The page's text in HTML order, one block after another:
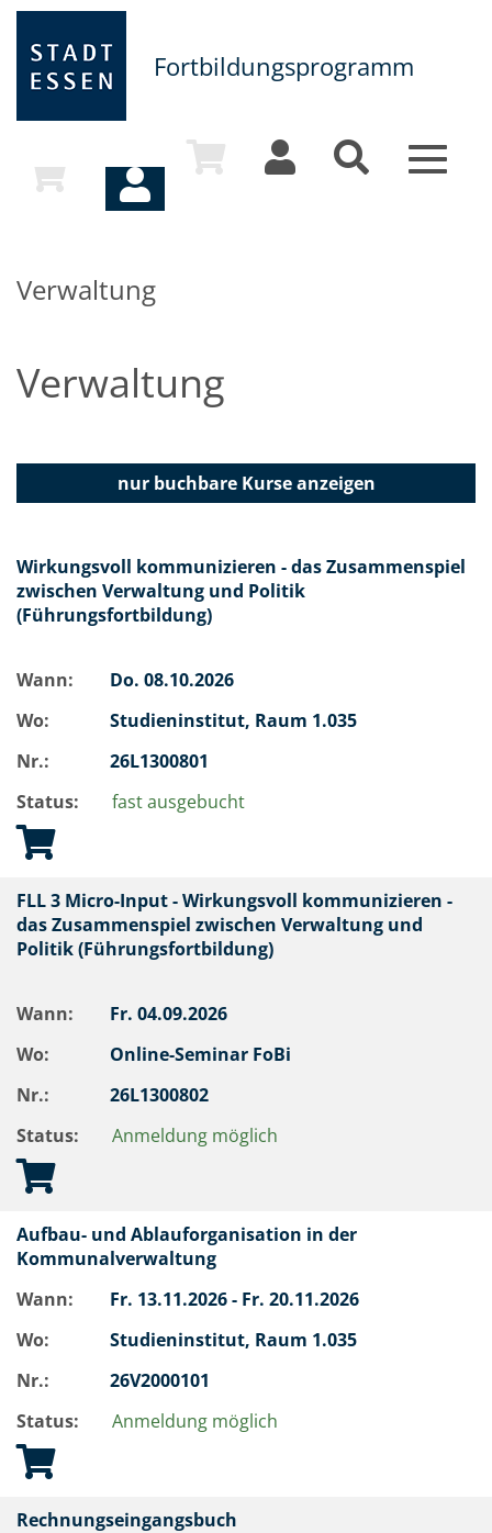
Fortbildungsprogramm
Toggle
Verwaltung
Verwaltung
nur buchbareKurse anzeigen
Wirkungsvoll kommunizieren - das Zusammenspiel
zwischen Verwaltung und Politik
(Führungsfortbildung)
Wann: Do. 08.10.2026
Wo:
Studieninstitut, Raum 1.035
Nr.:
26L1300801
Status:
fast ausgebucht
FLL 3 Micro-Input - Wirkungsvoll kommunizieren -
das Zusammenspiel zwischen Verwaltung und
Politik (Führungsfortbildung)
Wann: Fr. 04.09.2026
Wo:
Online-Seminar FoBi
Nr.:
26L1300802
Status:
Anmeldung möglich
Aufbau- und Ablauforganisation in der
Kommunalverwaltung
Wann:
Fr. 13.11.2026 - Fr. 20.11.2026
Wo:
Studieninstitut, Raum 1.035
Nr.:
26V2000101
Status:
Anmeldung möglich
Rechnungseingangsbuch